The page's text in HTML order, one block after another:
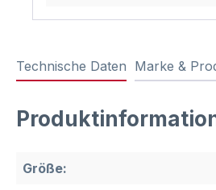
Technische Daten Marke &
Größe: